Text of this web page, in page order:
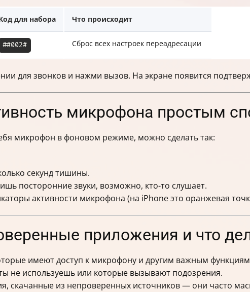
для набора Что происходит
##002# Сброс всех настроек переадресации
для звонков и нажми вызов. На экране появится
микрофона простым
микрофон в фоновом режиме, можно сделать так:
секунд тишины.
посторонние звуки, возможно, кто-то слушает.
активности микрофона (на iPhone это оранжевая
приложения и что
имеют доступ к микрофону и другим важным
не используешь или которые вызывают подозрения.
скачанные из непроверенных источников — они часто